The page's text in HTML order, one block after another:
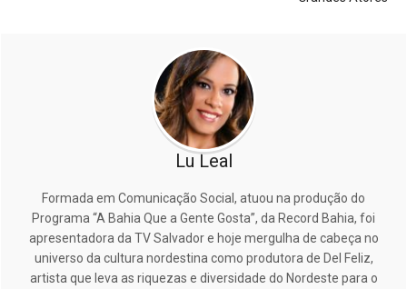
Lu Leal
Formada em Comunicação Social, atuou na produção do
Programa “A Bahia Que a Gente Gosta”, da Record Bahia, foi
apresentadora da TV Salvador e hoje mergulha de cabeça no
universo da cultura nordestina como produtora de Del Feliz,
artista que leva as riquezas e diversidade do Nordeste para o